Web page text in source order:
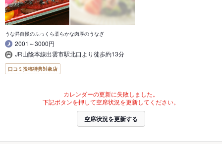
うな昇自慢のふっくら柔らかな肉厚のうなぎ
2001～3000円
JR山陰本線出雲市駅北口より徒歩約13分
口コミ投稿特典対象店
カレンダーの更新に失敗しました。
下記ボタンを押して空席状況を更新してください。
空席状況を更新する